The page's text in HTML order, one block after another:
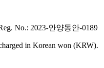
No.: 2023-안양동안-0189
in Korean won (KRW).